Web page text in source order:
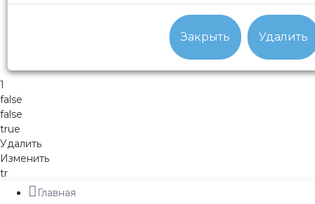
Закрыть Удалить
1
false
false
true
Удалить
Изменить
tr
Главная